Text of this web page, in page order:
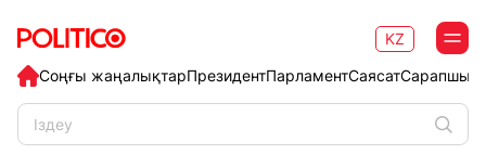
Соңғы жаңалықтарПрезидентПарламентСаясат
KZ